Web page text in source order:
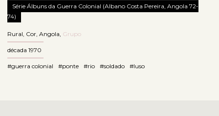
Série Álbuns da Guerra Colonial (Albano Costa Pereira, Angola 72-
74)
Rural, Cor, Angola, Grupo
década 1970
#guerra colonial #ponte #rio #soldado #luso